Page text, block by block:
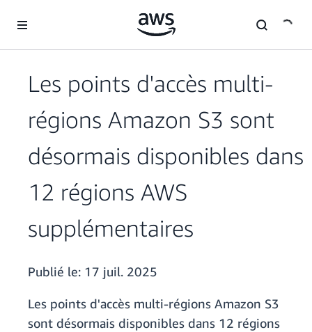
Les points d'accès multi-
régions Amazon S3 sont
désormais disponibles dans
12 régions AWS
supplémentaires
Publié le: 17 juil. 2025
Les points d'accès multi-régions Amazon S3
sont désormais disponibles dans 12 régions